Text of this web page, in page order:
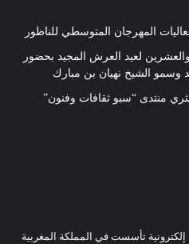
المهرجان المتوسطي للناظور
لعيد العرش المجيد بحضور
وسمو الشيخ نهيان بن مبارك
منتدى “سبو ثقافات وفنون”
تأسست في المملكة المغربية